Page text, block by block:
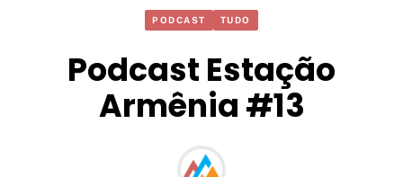
PODCAST TUDO
Podcast Estação
Armênia #13